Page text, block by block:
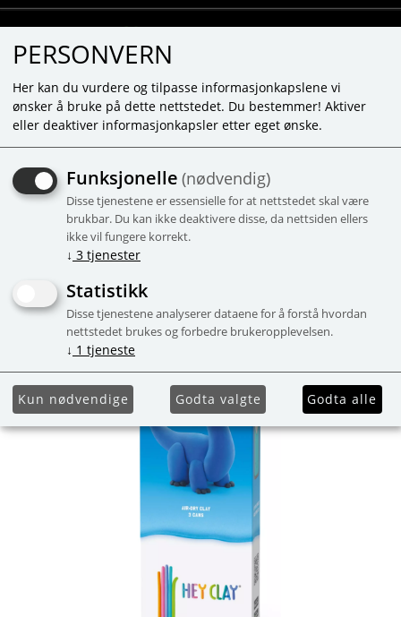
HEY CLAY -
BRACHIOSAURUS - 3 CANS
3 bokser, inntil 5 farger
PERSONVERN
Her kan du vurdere og tilpasse informasjonkapslene vi
ønsker å bruke på dette nettstedet. Du bestemmer! Aktiver
eller deaktiver informasjonkapsler etter eget ønske.
Funksjonelle (nødvendig)
Disse tjenestene er essensielle for at nettstedet skal være
brukbar. Du kan ikke deaktivere disse, da nettsiden ellers
ikke vil fungere korrekt.
↓ 3 tjenester
Statistikk
Disse tjenestene analyserer dataene for å forstå hvordan
nettstedet brukes og forbedre brukeropplevelsen.
↓ 1 tjeneste
Kun nødvendige Godta valgte Godta alle